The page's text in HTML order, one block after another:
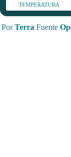
TEMPERATURA
PorTerra Fuente